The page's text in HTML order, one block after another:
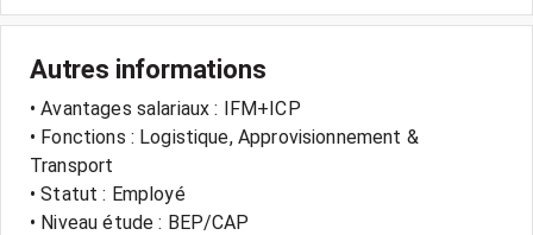
Autres informations
• Avantages salariaux : IFM+ICP
• Fonctions : Logistique, Approvisionnement &
Transport
• Statut : Employé
• Niveau étude : BEP/CAP